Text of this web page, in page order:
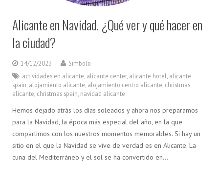
Alicante en Navidad. ¿Qué ver y qué hacer en
la ciudad?
14/12/2023
Simbolo
actividades en alicante alicante center, alicante hotel alicante
spain alojamiento alicante alojamiento centro alicante christmas
alicante christmas spain navidad alicante
Hemos dejado atrás los días soleados y ahora nos preparamos
para la Navidad, la época más especial del año, en la que
compartimos con los nuestros momentos memorables. Si hay un
sitio en el que la Navidad se vive de verdad es en Alicante. La
cuna del Mediterráneo y el sol se ha convertido en…